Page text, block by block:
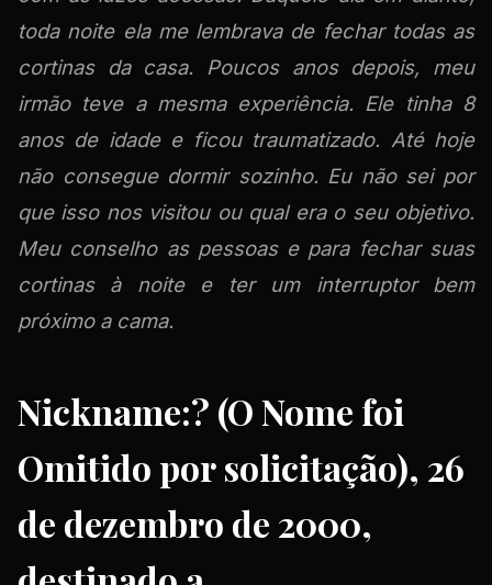
toda noite ela me lembrava de fechar todas as
cortinas da casa. Poucos anos depois, meu
irmão teve a mesma experiência. Ele tinha 8
anos de idade e ficou traumatizado. Até hoje
não consegue dormir sozinho. Eu não sei por
que isso nos visitou ou qual era o seu objetivo.
Meu conselho as pessoas e para fechar suas
cortinas à noite e ter um interruptor bem
próximo a cama.
Nickname:? (O Nome foi
Omitido por solicitação), 26
de dezembro de 2000,